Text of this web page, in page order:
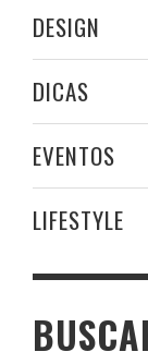
DESIGN
DICAS
EVENTOS
LIFESTYLE